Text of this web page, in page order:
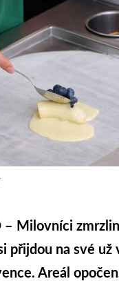
– Milovníci
přijdou na své už
Areál